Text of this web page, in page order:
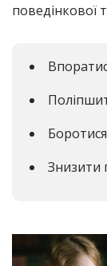
поведінкової
Знизити